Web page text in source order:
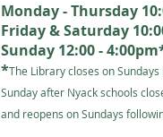
Monday - Thursday
Friday & Saturday
Sunday 12:00 -
*The Library closes on
Sunday after Nyack schools
and reopens on Sundays